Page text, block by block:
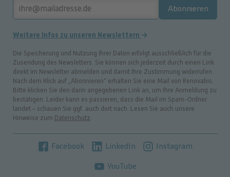
Abonnieren
Weitere Infos zu unseren Newslettern
Die Speicherung und Nutzung Ihrer Daten erfolgt ausschließlich für die
Zusendung des Newsletters. Sie können sich jederzeit durch einen Link
direkt im Newsletter abmelden und damit Ihre Zustimmung widerrufen.
Nach dem Klick auf „Abonnieren“ erhalten Sie eine Mail von Renovabis.
Bitte klicken Sie den darin angegebenen Link an, um Ihre Anmeldung zu
bestätigen. Leider kann es passieren, dass die Mail im Spam-Ordner
landet – schauen Sie ggf. auch dort nach. Lesen Sie auch unsere
Hinweise zum Datenschutz.
Facebook LinkedIn Instagram
YouTube